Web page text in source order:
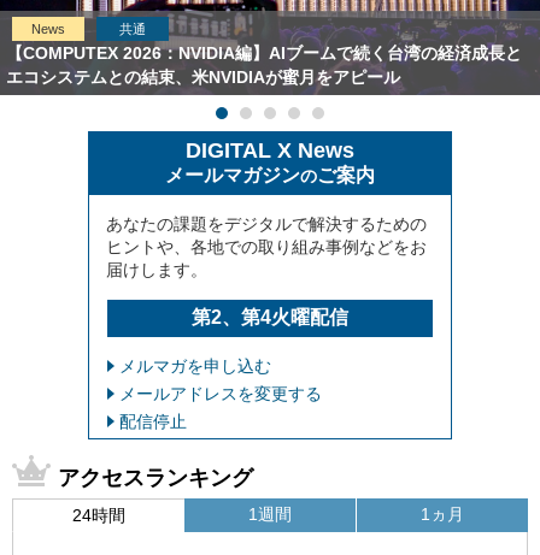
News 共通
【COMPUTEX 2026：NVIDIA編】AIブームで続く台湾の経済成長と
エコシステムとの結束、米NVIDIAが蜜月をアピール
DIGITAL X News
メールマガジンのご案内
あなたの課題をデジタルで解決するための
ヒントや、各地での取り組み事例などをお
届けします。
第2、第4火曜配信
メルマガを申し込む
メールアドレスを変更する
配信停止
アクセスランキング
24時間 1週間 1ヵ月